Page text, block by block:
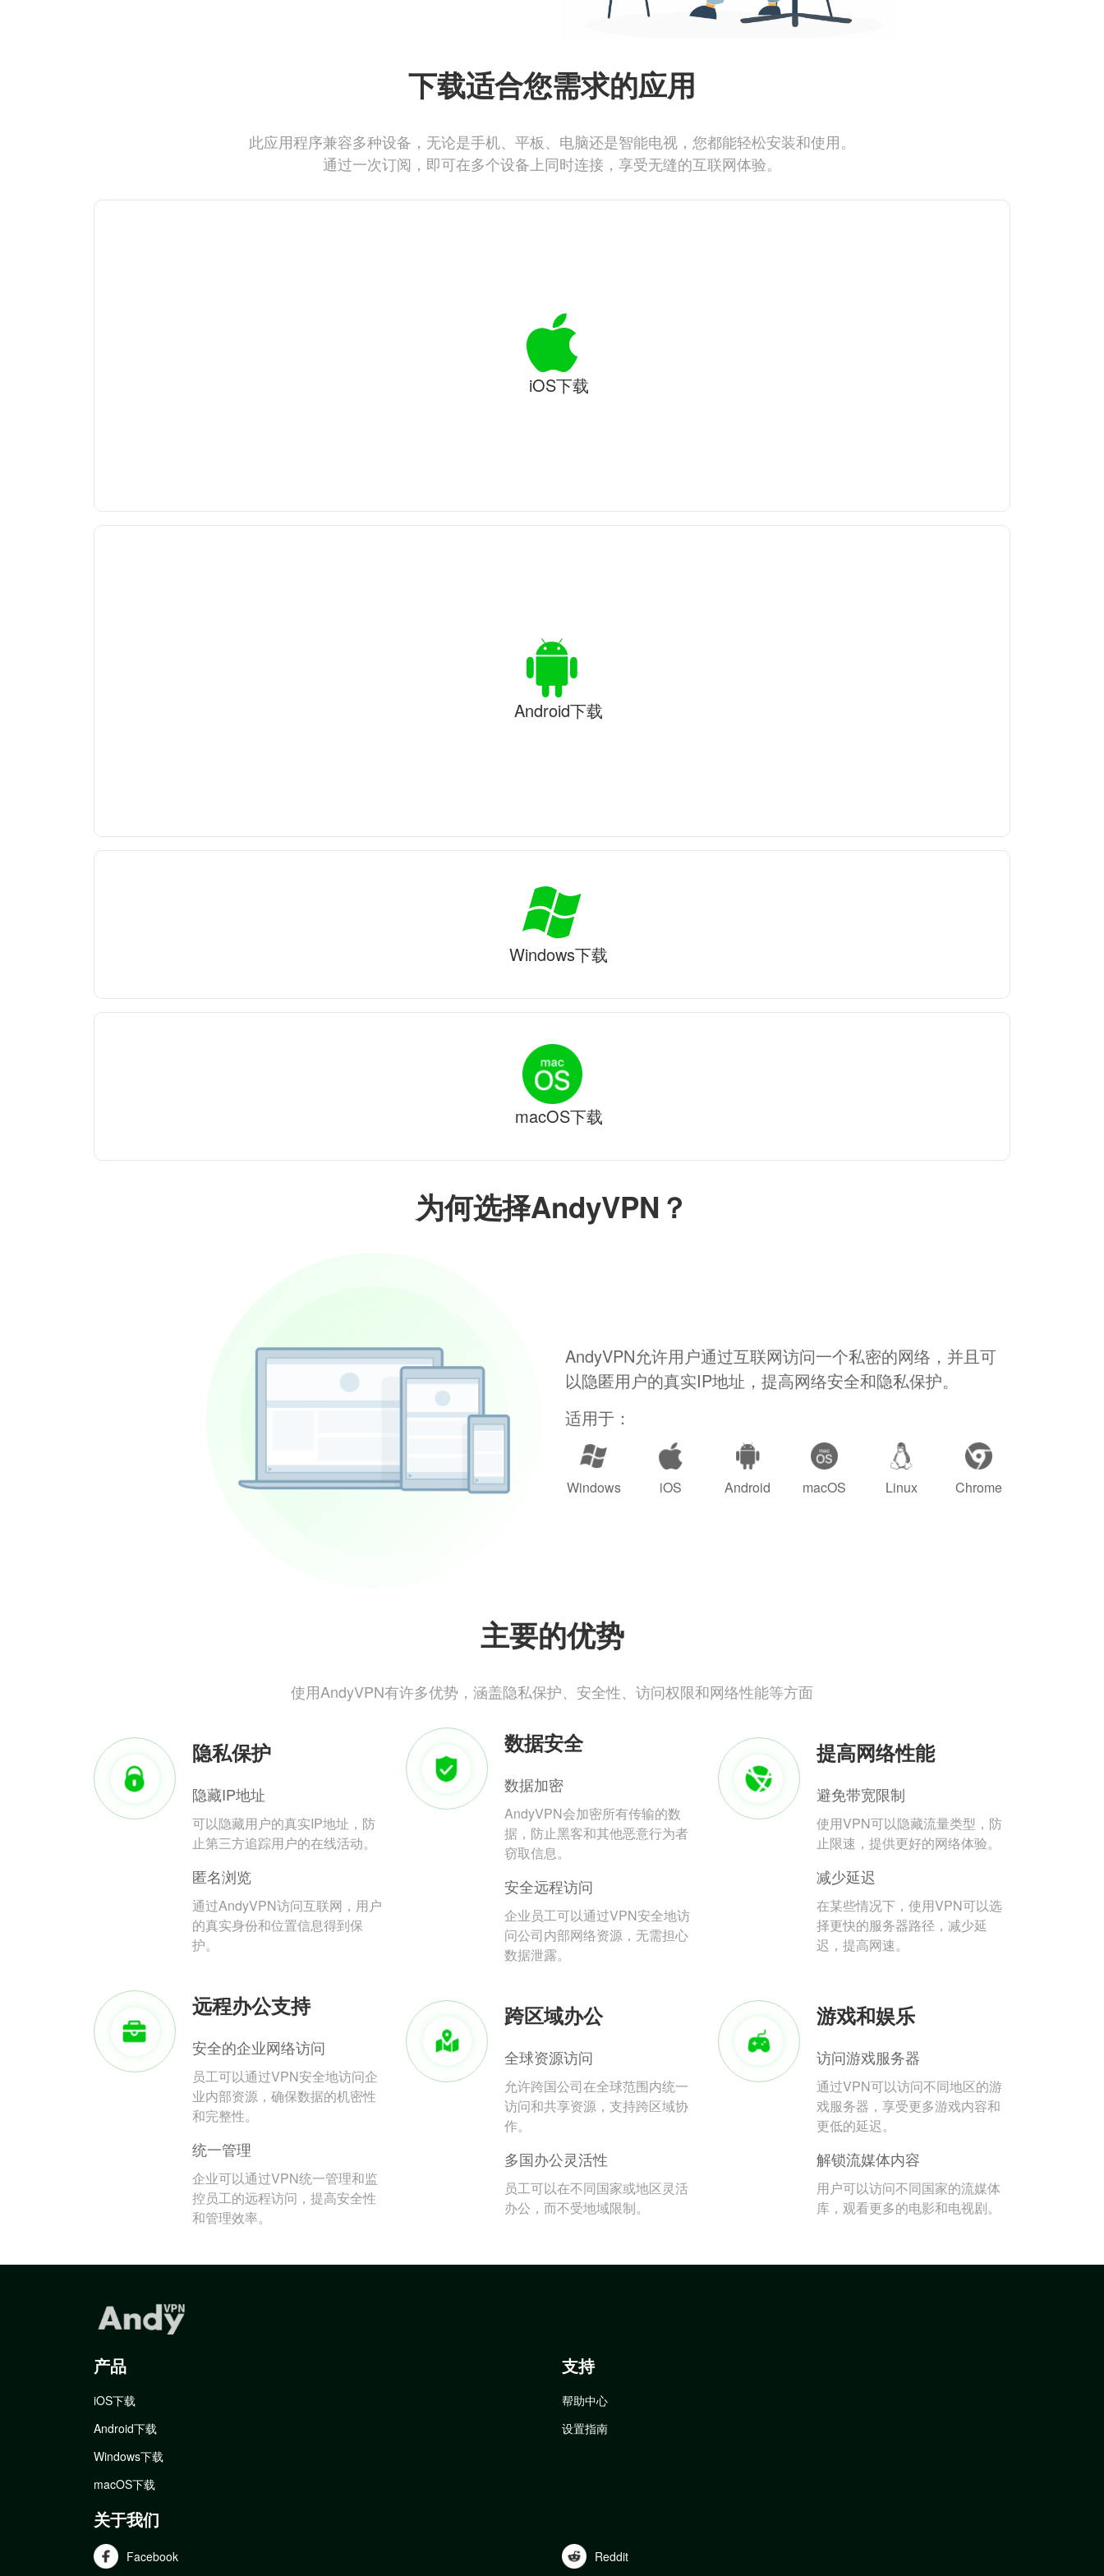
为何选择AndyVPN？
AndyVPN允许用户通过互联网访问一个私密的网络，并且可
以隐匿用户的真实IP地址，提高网络安全和隐私保护。
适用于：
Windows iOS Android macOS Linux Chrome
主要的优势
使用AndyVPN有许多优势，涵盖隐私保护、安全性、访问权限和网络性能等方面
隐私保护
隐藏IP地址
可以隐藏用户的真实IP地址，防
止第三方追踪用户的在线活动。
匿名浏览
通过AndyVPN访问互联网，用户
的真实身份和位置信息得到保
护。
数据安全
数据加密
AndyVPN会加密所有传输的数
据，防止黑客和其他恶意行为者
窃取信息。
安全远程访问
企业员工可以通过VPN安全地访
问公司内部网络资源，无需担心
数据泄露。
提高网络性能
避免带宽限制
使用VPN可以隐藏流量类型，防
止限速，提供更好的网络体验。
减少延迟
在某些情况下，使用VPN可以选
择更快的服务器路径，减少延
迟，提高网速。
远程办公支持
安全的企业网络访问
员工可以通过VPN安全地访问企
业内部资源，确保数据的机密性
和完整性。
统一管理
企业可以通过VPN统一管理和监
控员工的远程访问，提高安全性
和管理效率。
跨区域办公
全球资源访问
允许跨国公司在全球范围内统一
访问和共享资源，支持跨区域协
作。
多国办公灵活性
员工可以在不同国家或地区灵活
办公，而不受地域限制。
游戏和娱乐
访问游戏服务器
通过VPN可以访问不同地区的游
戏服务器，享受更多游戏内容和
更低的延迟。
解锁流媒体内容
用户可以访问不同国家的流媒体
库，观看更多的电影和电视剧。
下载适合您需求的应用
此应用程序兼容多种设备，无论是手机、平板、电脑还是智能电视，您都能轻松安装和使用。
通过一次订阅，即可在多个设备上同时连接，享受无缝的互联网体验。
iOS下载
Android下载
Windows下载
macOS下载
产品
iOS下载
Android下载
Windows下载
macOS下载
支持
帮助中心
设置指南
关于我们
Facebook Reddit